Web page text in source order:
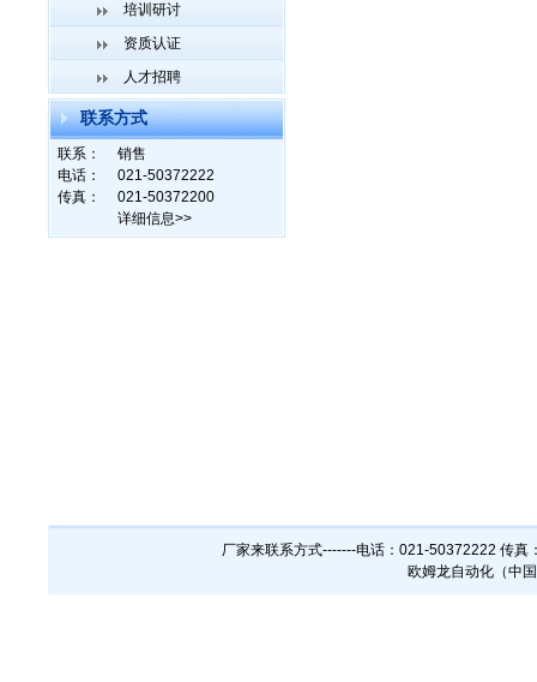
培训研讨
资质认证
人才招聘
联系方式
联系：
销售
电话：
021-50372222
传真：
021-50372200
详细信息>>
厂家来联系方式-------电话：021-50372222 传
欧姆龙自动化（中